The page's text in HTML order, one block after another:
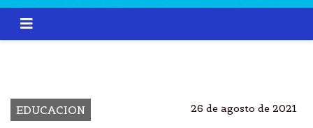
EDUCACION 26 de agosto de 2021